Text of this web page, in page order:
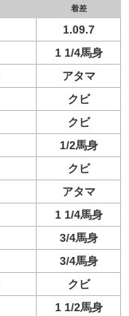
着差
1.09.7
1 1/4馬身
アタマ
クビ
クビ
1/2馬身
クビ
アタマ
1 1/4馬身
3/4馬身
3/4馬身
クビ
1 1/2馬身